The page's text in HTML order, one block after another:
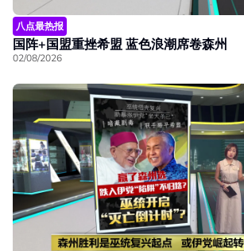
八点最热报
国阵+国盟重挫希盟 蓝色浪潮席卷森州
02/08/2026